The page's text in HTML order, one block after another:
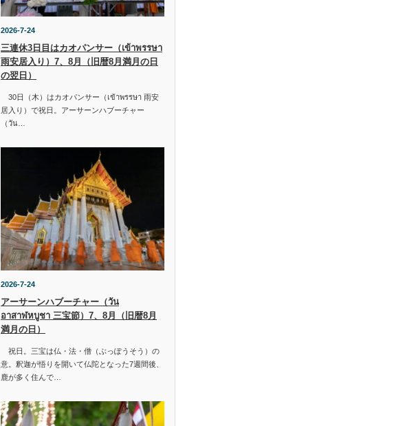
2026-7-24
三連休3日目はカオパンサー（เข้าพรรษา
雨安居入り）7、8月（旧暦8月満月の日
の翌日）
30日（木）はカオパンサー（เข้าพรรษา 雨安
居入り）で祝日。アーサーンハブーチャー
（วัน…
2026-7-24
アーサーンハブーチャー（วัน
อาสาฬหบูชา 三宝節）7、8月（旧暦8月
満月の日）
祝日。三宝は仏・法・僧（ぶっぽうそう）の
意。釈迦が悟りを開いて仏陀となった7週間後、
鹿が多く住んで…